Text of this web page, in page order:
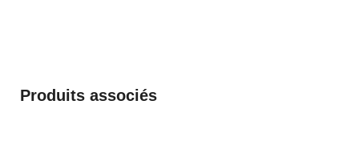
Produits associés